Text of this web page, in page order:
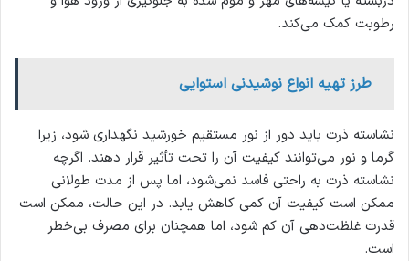
رطوبت کمک می‌کند.
طرز تهیه انواع نوشیدنی استوایی
نشاسته ذرت باید دور از نور مستقیم خورشید نگهداری شود، زیرا
گرما و نور می‌توانند کیفیت آن را تحت تأثیر قرار دهند. اگرچه
نشاسته ذرت به راحتی فاسد نمی‌شود، اما پس از مدت طولانی
ممکن است کیفیت آن کمی کاهش یابد. در این حالت، ممکن است
قدرت غلظت‌دهی آن کم شود، اما همچنان برای مصرف بی‌خطر
است.